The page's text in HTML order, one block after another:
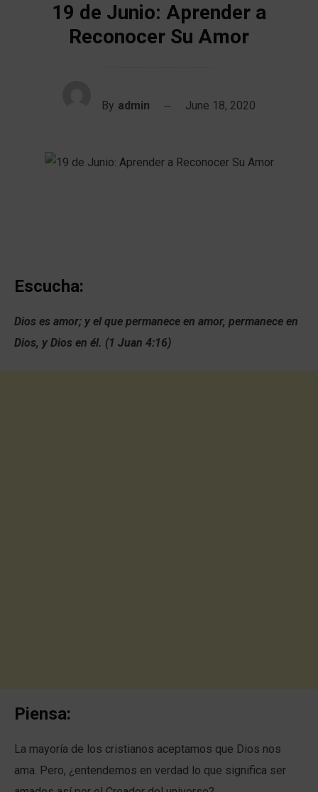
19 de Junio: Aprender a
Reconocer Su Amor
By admin June 18, 2020
Escucha:
Dios es amor; y el que permanece en amor, permanece en
Dios, y Dios en él. (1 Juan 4:16)
Piensa:
La mayoría de los cristianos aceptamos que Dios nos
ama. Pero, ¿entendemos en verdad lo que significa ser